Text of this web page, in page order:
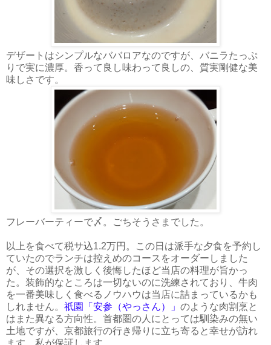
デザートはシンプルなババロアなのですが、バニラたっぷ
りで実に濃厚。香って良し味わって良しの、質実剛健な美
味しさです。
フレーバーティーで〆。ごちそうさまでした。
以上を食べて税サ込1.2万円。この日は派手な夕食を予約し
ていたのでランチは控えめのコースをオーダーしました
が、その選択を激しく後悔したほど当店の料理が旨かっ
た。装飾的なところは一切ないのに洗練されており、牛肉
を一番美味しく食べるノウハウは当店に詰まっているかも
しれません。 祇園「安参（やっさん）」 のような肉割烹と
はまた異なる方向性。首都圏の人にとっては馴染みの無い
土地ですが、京都旅行の行き帰りに立ち寄ると幸せが訪れ
ます。私が保証します。